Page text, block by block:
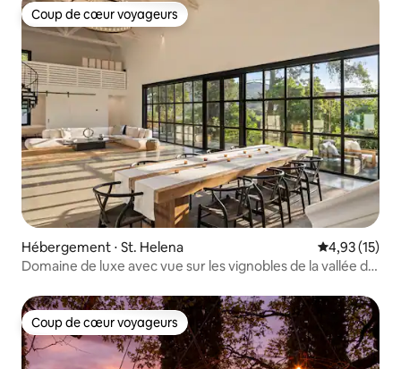
Coup de cœur voyageurs
Coup de cœur voyageurs
Hébergement ⋅ St. Helena Évaluation
4,93 (15)
Domaine de luxe avec vue sur les vignobles de la vallée de
Coup de cœur voyageurs
Coup de cœur voyageurs